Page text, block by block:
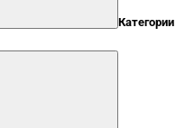
Категории